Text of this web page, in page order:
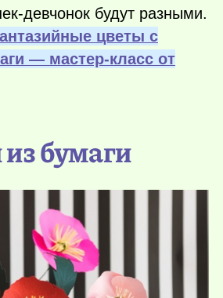
девчонок будут разными.
цветы с
— мастер-класс от
бумаги